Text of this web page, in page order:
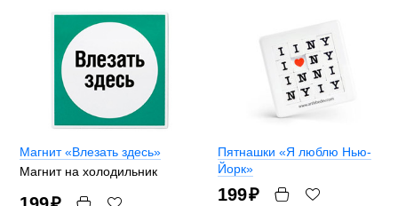
Магнит «Влезать здесь»
Магнит на холодильник
Пятнашки «Я люблю Нью-
Йорк»
199₽